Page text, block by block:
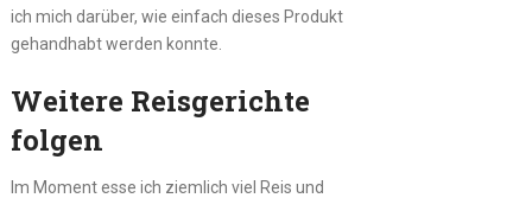
ich mich darüber, wie einfach dieses Produkt
gehandhabt werden konnte.
Weitere Reisgerichte
folgen
Im Moment esse ich ziemlich viel Reis und